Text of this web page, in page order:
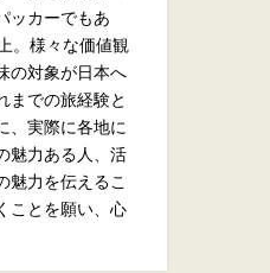
ッカーでもあ
。様々な価値観
の対象が日本へ
までの旅経験と
、実際に各地に
魅力ある人、活
魅力を伝えるこ
ことを願い、心